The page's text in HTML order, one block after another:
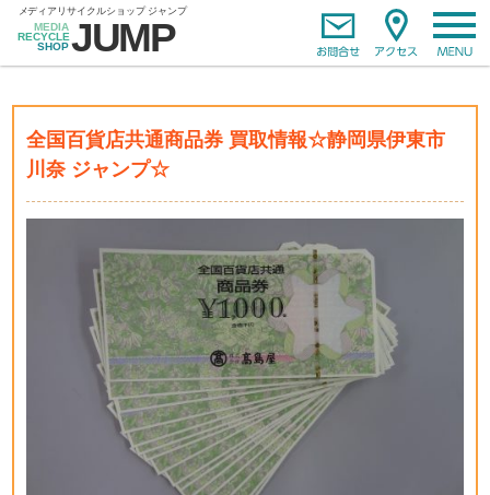
全国百貨店共通商品券 買取情報☆静岡県伊東市
川奈 ジャンプ☆